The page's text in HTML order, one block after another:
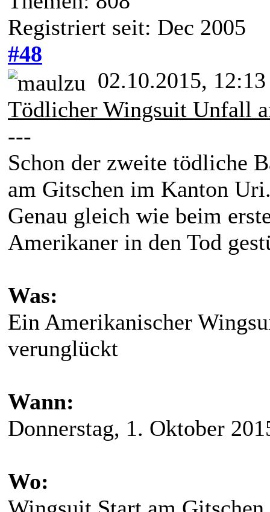
Registriert seit: Dec 2005
#48
02.10.2015, 12:13
Tödlicher Wingsuit Unfall
---
Schon der zweite tödliche
am Gitschen im Kanton
Genau gleich wie beim
Amerikaner in den Tod
Was:
Ein Amerikanischer
verunglückt
Wann:
Donnerstag, 1. Oktober
Wo: